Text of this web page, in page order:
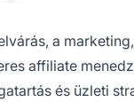
a
affiliate
és üzleti